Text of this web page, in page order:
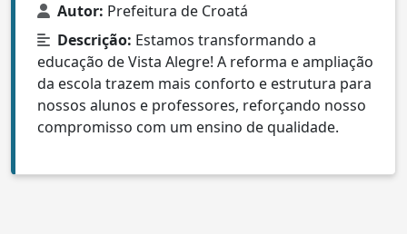
Autor: Prefeitura de Croatá
Descrição: Estamos transformando a
educação de Vista Alegre! A reforma e ampliação
da escola trazem mais conforto e estrutura para
nossos alunos e professores, reforçando nosso
compromisso com um ensino de qualidade.